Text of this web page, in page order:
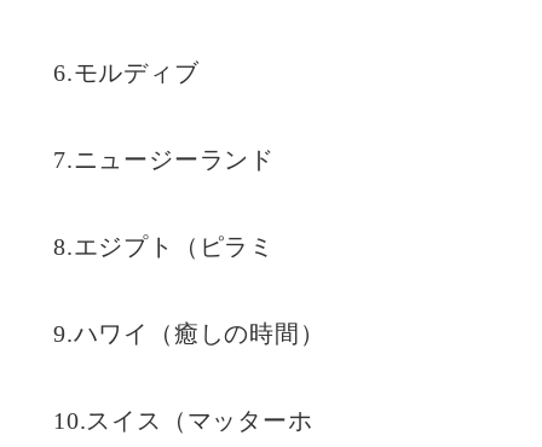
6.モルディブ
7.ニュージーランド
8.エジプト（ピラミ
9.ハワイ（癒しの時間）
10.スイス（マッターホ